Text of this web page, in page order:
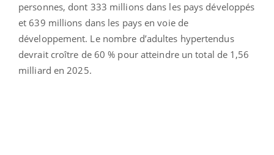
personnes, dont 333 millions dans les pays développés
et 639 millions dans les pays en voie de
développement. Le nombre d’adultes hypertendus
devrait croître de 60 % pour atteindre un total de 1,56
milliard en 2025.